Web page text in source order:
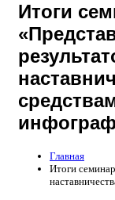
Итоги
Главная
Итоги